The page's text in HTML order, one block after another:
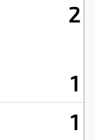
2
1
1